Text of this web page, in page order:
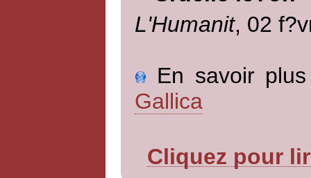
L'Humanit, 02
En savoir
Gallica
Cliquez pour